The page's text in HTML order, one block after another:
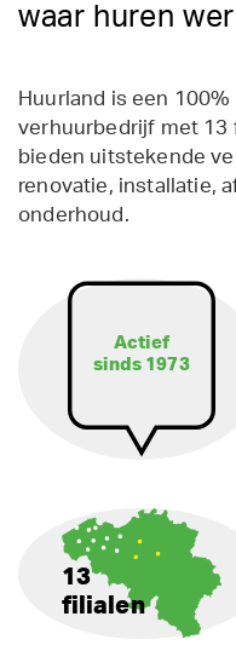
waar huren
Huurland is een 100%
verhuurbedrijf met 13
bieden uitstekende
renovatie, installatie,
onderhoud.
Actief
sinds 1973
13
filialen